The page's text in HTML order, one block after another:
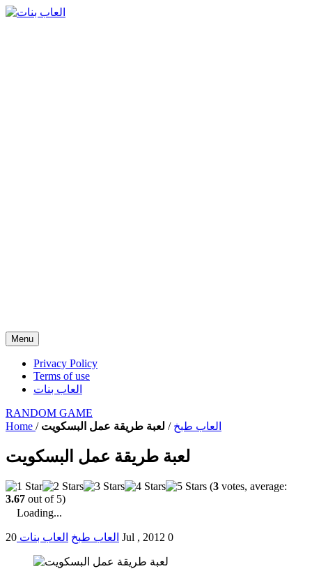
Menu
Privacy Policy
Terms of use
العاب بنات
RANDOM GAME
Home / العاب طبخ / لعبة طريقة عمل البسكويت
لعبة طريقة عمل البسكويت
(3 votes, average:
3.67 out of 5)
Loading...
العاب طبخ العاب بنات 20 Jul , 2012 0